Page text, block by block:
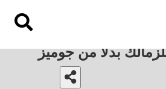
بدلاً من جوميز